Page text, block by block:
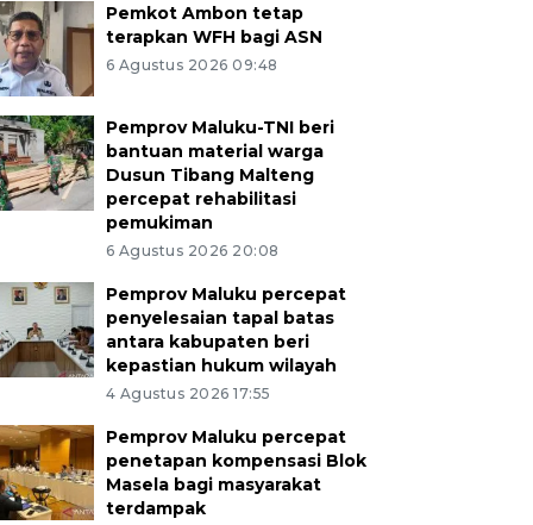
Pemkot Ambon tetap
terapkan WFH bagi ASN
6 Agustus 2026 09:48
Pemprov Maluku-TNI beri
bantuan material warga
Dusun Tibang Malteng
percepat rehabilitasi
pemukiman
6 Agustus 2026 20:08
Pemprov Maluku percepat
penyelesaian tapal batas
antara kabupaten beri
kepastian hukum wilayah
4 Agustus 2026 17:55
Pemprov Maluku percepat
penetapan kompensasi Blok
Masela bagi masyarakat
terdampak